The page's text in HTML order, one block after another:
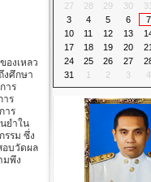
งเหลว
งศึกษา
าร
าร
าร
ยำใน
รรม ซึ่ง
อบวัดผล
มพึง
27
28 29 30 31
3
4 5 6 7
10
11 12 13
17
18 19 20 21
24
25 26 27
31
1 2 3 4